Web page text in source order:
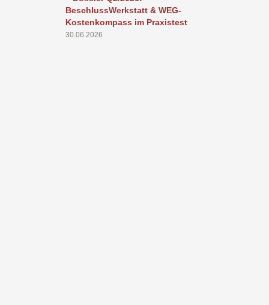
BeschlussWerkstatt & WEG-
Kostenkompass im Praxistest
30.06.2026